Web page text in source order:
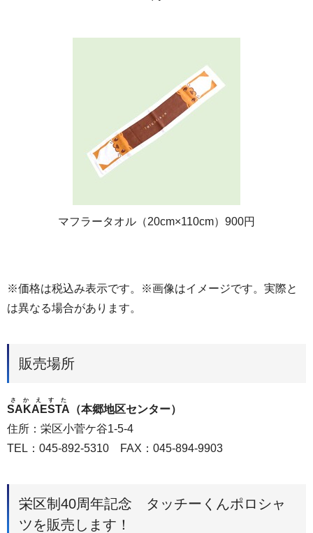
マフラータオル（20cm×110cm）900円
※価格は税込み表示です。※画像はイメージです。実際と
は異なる場合があります。
販売場所
SAKAESTA
さかえすた
（本郷地区センター）
住所：栄区小菅ケ谷1-5-4
TEL：045-892-5310 FAX：045-894-9903
栄区制40周年記念 タッチーくんポロシャ
ツを販売します！